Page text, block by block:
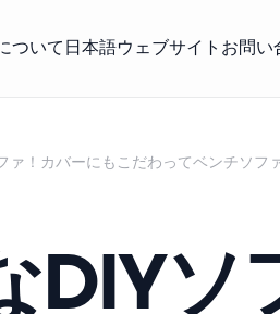
ついて 日本語ウェブサイト お問い
ァ！カバーにもこだわってベンチソフ
DIYソ